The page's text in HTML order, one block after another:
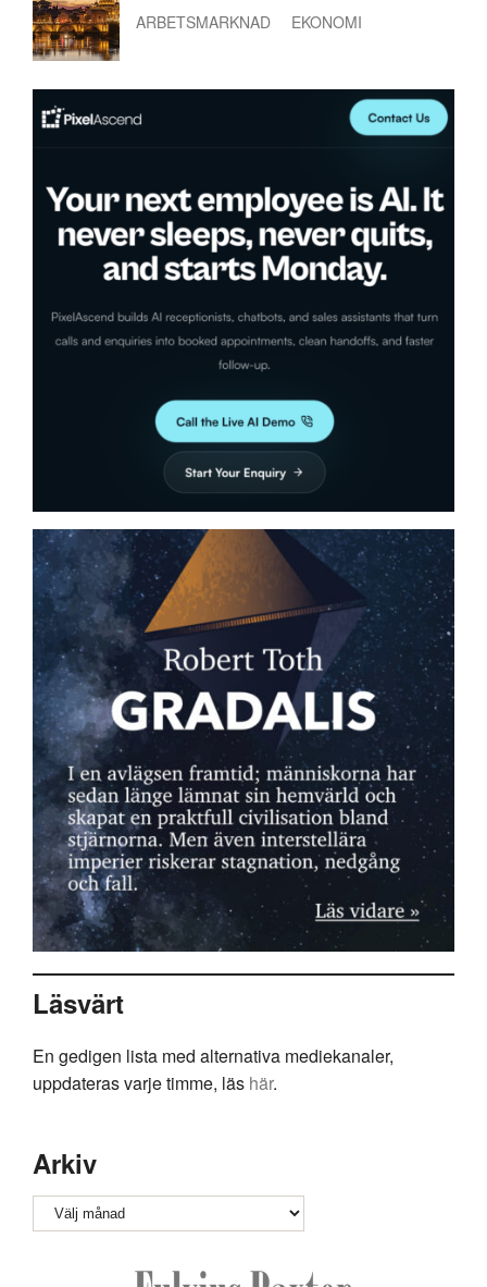
ARBETSMARKNAD EKONOMI
Läsvärt
En gedigen lista med alternativa mediekanaler,
uppdateras varje timme, läs här.
Arkiv
Arkiv